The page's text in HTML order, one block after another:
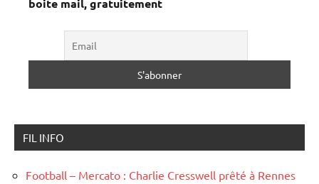
boite mail, gratuitement
FIL INFO
Football – Mercato : Charlie Cresswell prêté à Rennes